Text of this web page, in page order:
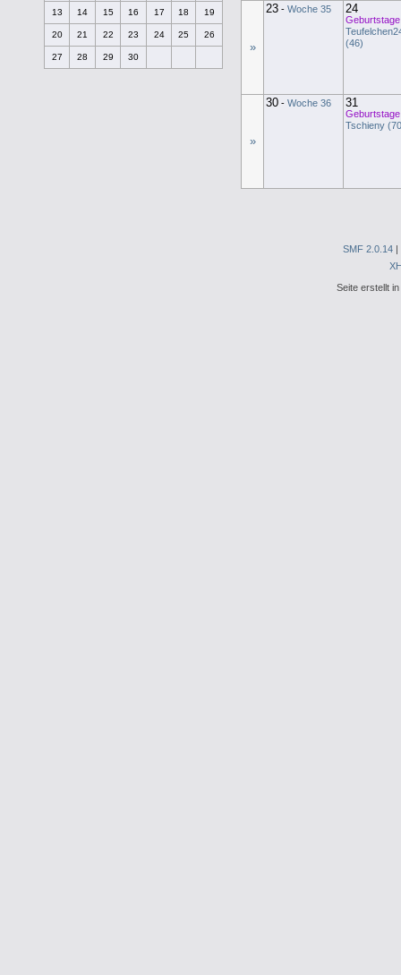
13 14 15 16 17 18 19
20 21 22 23 24 25 26
27 28 29 30
»
23 - Woche 35 24
(46)
»
30 - Woche 36 31
Tschieny
SMF 2.0.14 |
Seite erstellt